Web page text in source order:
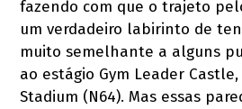
fazendo com que o trajeto
um verdadeiro labirinto de
muito semelhante a alguns
ao estágio Gym Leader
Stadium (N64). Mas essas